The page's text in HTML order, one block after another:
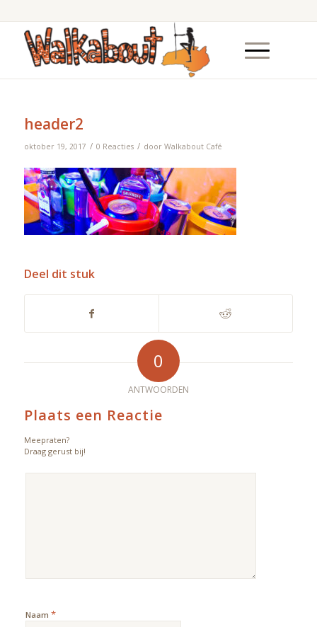
header2
oktober 19, 2017 / 0 Reacties / door Walkabout Café
Deel dit stuk
0
ANTWOORDEN
Plaats een Reactie
Meepraten?
Draag gerust bij!
Naam *